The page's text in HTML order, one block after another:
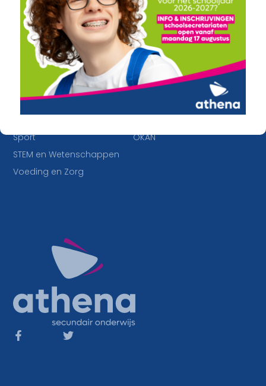
Onze Campussen
athena Pottelberg
athena Drie Hofsteden
athena Heule
Buitengewoon onderwijs
OKAN
Lesaanbod
Algemene vorming
Creatief
Constructie en Techniek
Economie en Maatschappij
Sport
STEM en Wetenschappen
Voeding en Zorg